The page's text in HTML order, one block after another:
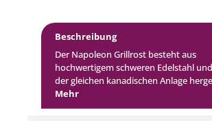
Beschreibung
Der Napoleon Grillrost besteht aus
hochwertigem schweren Edelstahl
der gleichen kanadischen Anlage
Mehr